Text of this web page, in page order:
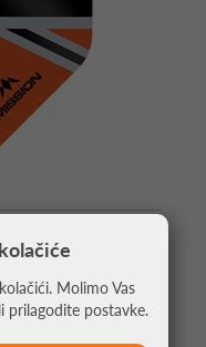
JACK
Molimo Vas
prilagodite postavke.